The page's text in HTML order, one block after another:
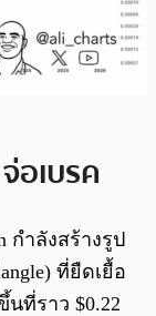
อเบรค
กำลังสร้างรูป
ที่ยืดเยื้อ
ที่ราว $0.22